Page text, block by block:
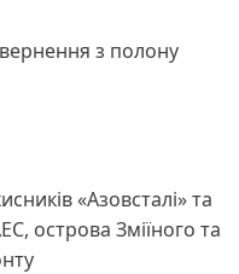
з полону
«Азовсталі» та
острова Зміїного та